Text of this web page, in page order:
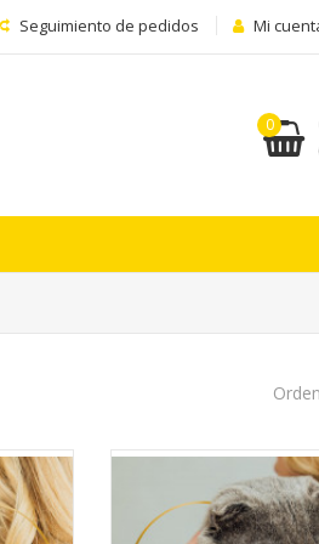
Mi
Seguimiento de pedidos
0